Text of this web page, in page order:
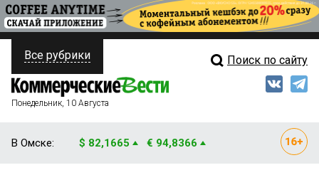
ПОЛИТИКА
ФИНАНСЫ
Свежий выпуск
Все рубрики Поиск по сайту
Понедельник, 10 Августа
В Омске: $ 82,1665 € 94,8366